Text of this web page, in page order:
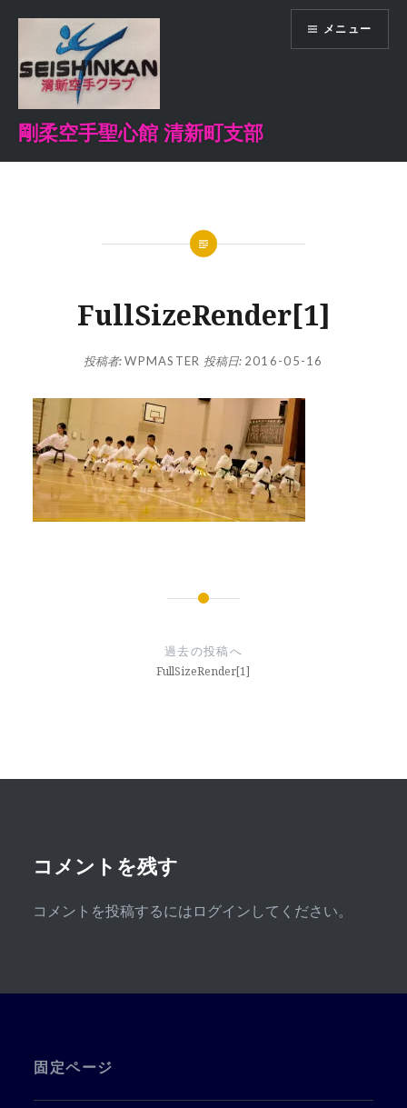
剛柔空手聖心館 清新町支部
メニュー
FullSizeRender[1]
投稿者:WPMASTER 投稿日: 2016-05-16
ー
過去の投稿へ
FullSizeRender[1]
コメントを残す
コメントを投稿するには ログイン してください。
固定ページ